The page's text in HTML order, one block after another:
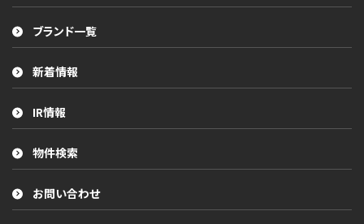
ブランド一覧
新着情報
IR情報
物件検索
お問い合わせ